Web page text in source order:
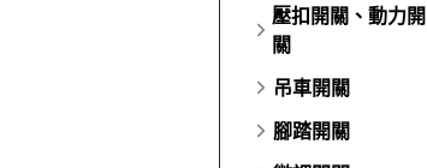
壓扣開關、動力開
關
吊車開關
腳踏開關